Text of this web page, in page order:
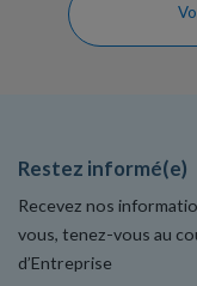
Restez informé(e)
Recevez nos
vous, tenez-vous au
d’Entreprise